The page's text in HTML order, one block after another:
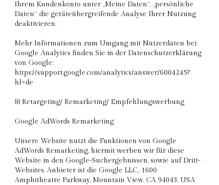
Ihrem Kundenkonto unter „Meine Daten“, „persönliche
Daten“ die geräteübergreifende Analyse Ihrer Nutzung
deaktivieren.
Mehr Informationen zum Umgang mit Nutzerdaten bei
Google Analytics finden Sie in der Datenschutzerklärung
von Google:
https://support.google.com/analytics/answer/6004245?
hl=de
8) Retargeting/ Remarketing/ Empfehlungswerbung
Google AdWords Remarketing
Unsere Website nutzt die Funktionen von Google
AdWords Remarketing, hiermit werben wir für diese
Website in den Google-Suchergebnissen, sowie auf Dritt-
Websites. Anbieter ist die Google LLC., 1600
Amphitheatre Parkway, Mountain View, CA 94043, USA